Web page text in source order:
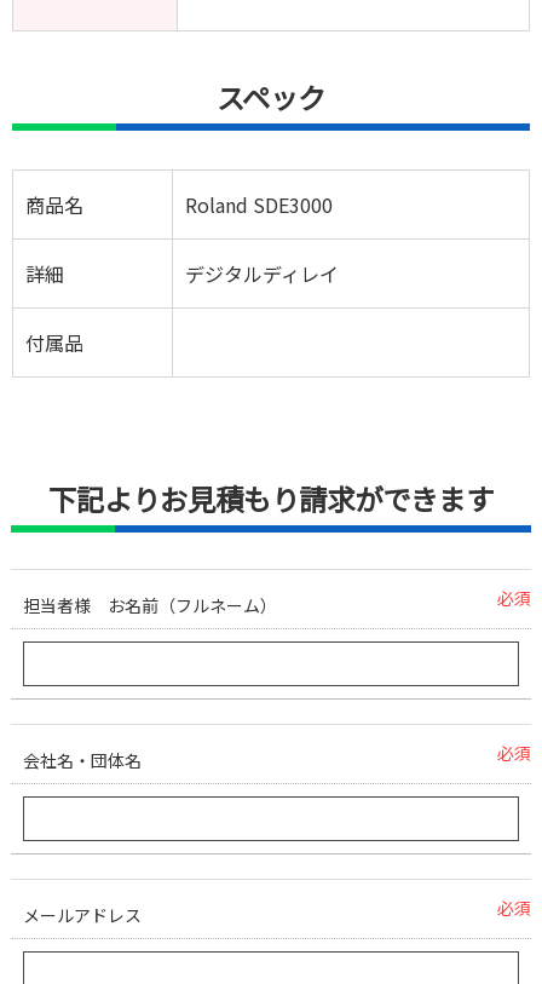
スペック
商品名 Roland SDE3000
詳細 デジタルディレイ
付属品
下記よりお見積もり請求ができます
担当者様 お名前（フルネーム） 必須
会社名・団体名 必須
メールアドレス 必須